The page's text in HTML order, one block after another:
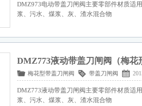
DMZ973电动带盖刀闸阀主要零部件材质适
浆、污水、煤浆、灰、渣水混合物
DMZ773液动带盖刀闸阀（梅花
梅花型带盖刀闸阀 带盖刀闸阀
DMZ773液动带盖刀闸阀主要零部件材质适
浆、污水、煤浆、灰、渣水混合物